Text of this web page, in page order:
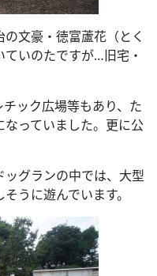
文豪・徳富蘆花（とく
いのたですが…旧宅・
ック広場等もあり、た
っていました。更に公
ッグランの中では、大型
うに遊んでいます。